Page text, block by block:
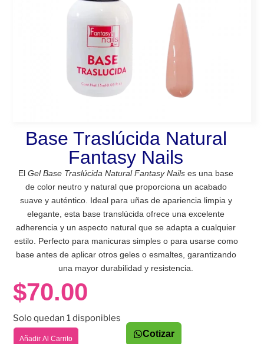
Base Traslúcida Natural
Fantasy Nails
ElGel Base Traslúcida Natural Fantasy Nails es una base
de color neutro y natural que proporciona un acabado
suave y auténtico. Ideal para uñas de apariencia limpia y
elegante, esta base translúcida ofrece una excelente
adherencia y un aspecto natural que se adapta a cualquier
estilo. Perfecto para manicuras simples o para usarse como
base antes de aplicar otros geles o esmaltes, garantizando
una mayor durabilidad y resistencia.
$70.00
Solo quedan 1 disponibles
Añadir Al Carrito Cotizar